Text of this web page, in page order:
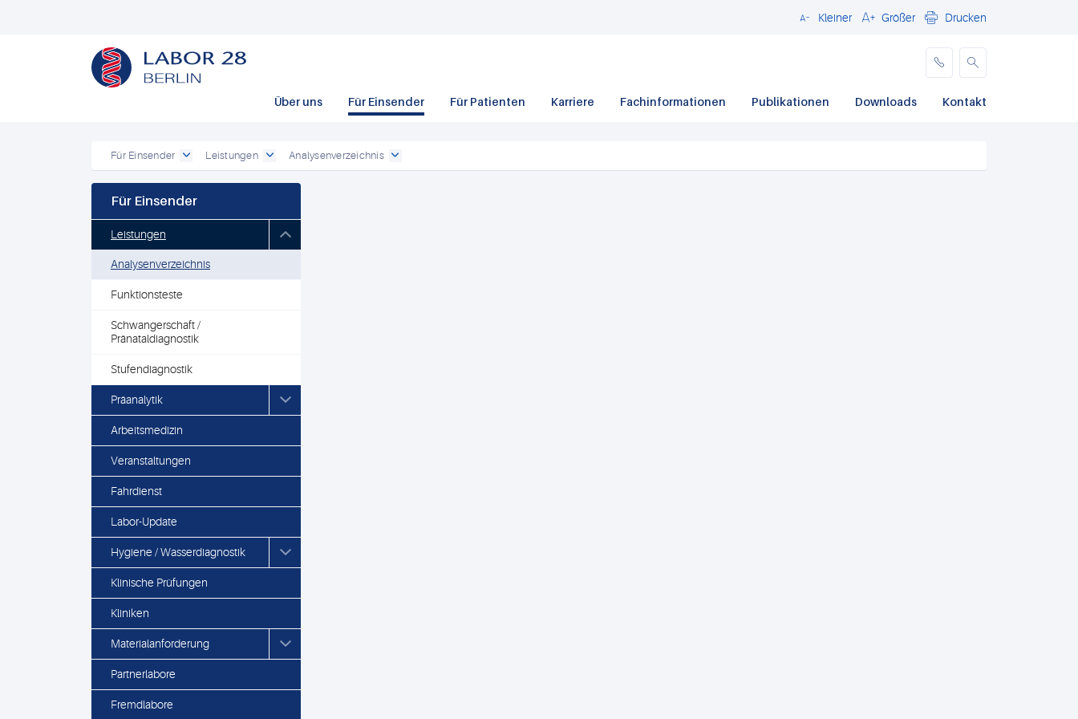
Schließen
Kleiner Größer Drucken
Über uns Für Einsender Für Patienten Karriere Fachinformationen Publikationen Downloads Kontakt
Für Einsender Leistungen Analysenverzeichnis
Für Einsender
Leistungen
Analysenverzeichnis
Funktionsteste
Schwangerschaft /
Pränataldiagnostik
Stufendiagnostik
Präanalytik
Arbeitsmedizin
Veranstaltungen
Fahrdienst
Labor-Update
Hygiene / Wasserdiagnostik
Klinische Prüfungen
Kliniken
Materialanforderung
Partnerlabore
Fremdlabore